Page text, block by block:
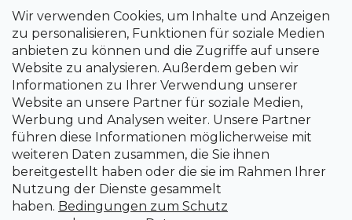
Wir verwenden Cookies, um Inhalte und Anzeigen
zu personalisieren, Funktionen für soziale Medien
anbieten zu können und die Zugriffe auf unsere
Website zu analysieren. Außerdem geben wir
Informationen zu Ihrer Verwendung unserer
Website an unsere Partner für soziale Medien,
Werbung und Analysen weiter. Unsere Partner
führen diese Informationen möglicherweise mit
weiteren Daten zusammen, die Sie ihnen
bereitgestellt haben oder die sie im Rahmen Ihrer
Nutzung der Dienste gesammelt
haben. Bedingungen zum Schutz
+420 266 190 190